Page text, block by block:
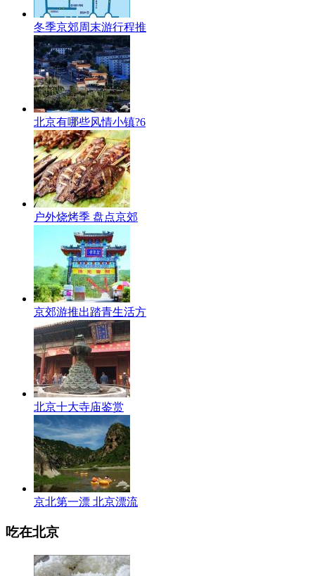
冬季京郊周末游行程推
北京有哪些风情小镇?6
户外烧烤季 盘点京郊
京郊游推出踏青生活方
北京十大寺庙鉴赏
京北第一漂 北京漂流
吃在北京